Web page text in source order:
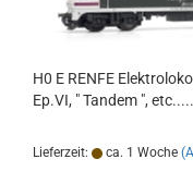
H0 E RENFE
Ep.VI, " Tandem ",
Lieferzeit: ca. 1 Woche